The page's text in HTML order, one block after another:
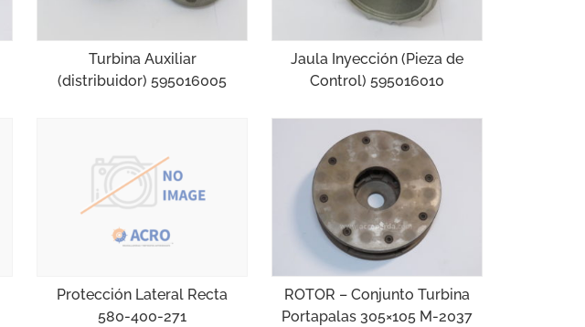
Turbina Auxiliar
(distribuidor) 595016005
Jaula Inyección (Pieza de
Control) 595016010
Protección Lateral Recta
580-400-271
ROTOR – Conjunto Turbina
Portapalas 305×105 M-2037